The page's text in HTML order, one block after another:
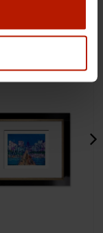
naszej Polityce